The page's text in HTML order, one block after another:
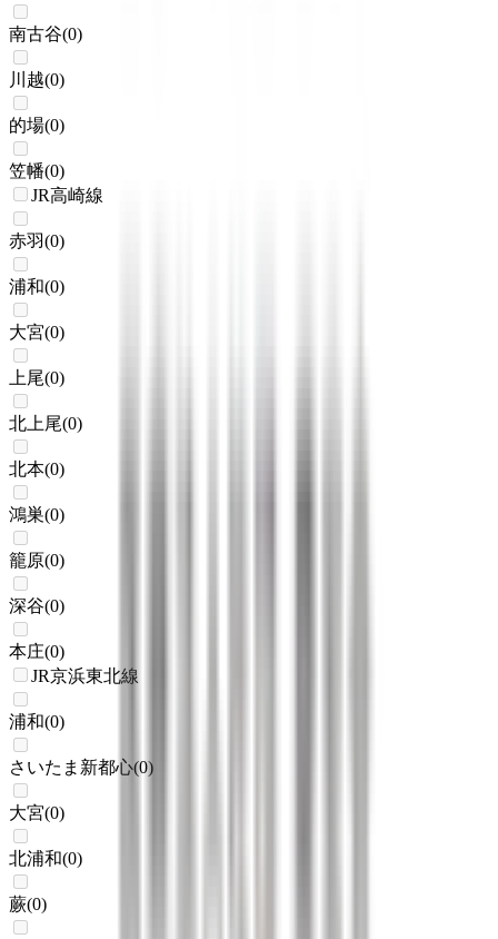
南古谷(0)
川越(0)
的場(0)
笠幡(0)
JR高崎線
赤羽(0)
浦和(0)
大宮(0)
上尾(0)
北上尾(0)
北本(0)
鴻巣(0)
籠原(0)
深谷(0)
本庄(0)
JR京浜東北線
浦和(0)
さいたま新都心(0)
大宮(0)
北浦和(0)
蕨(0)